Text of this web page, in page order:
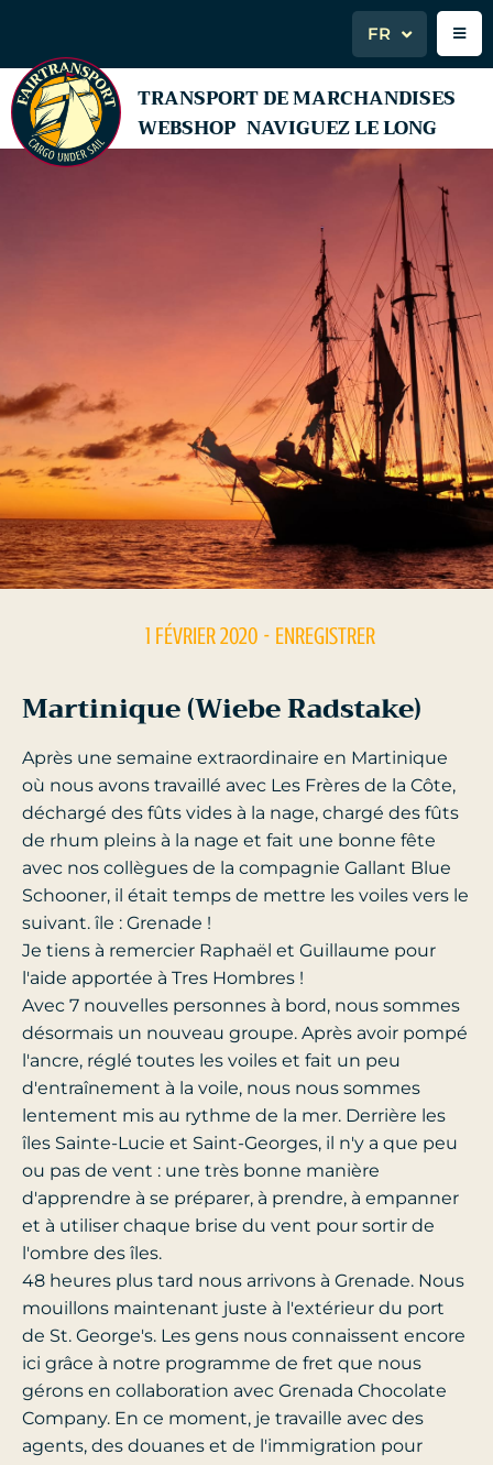
FR
TRANSPORT DE MARCHANDISES
WEBSHOP NAVIGUEZ LE LONG
1 FÉVRIER 2020 - ENREGISTRER
Martinique (Wiebe Radstake)
Après une semaine extraordinaire en Martinique
où nous avons travaillé avec Les Frères de la Côte,
déchargé des fûts vides à la nage, chargé des fûts
de rhum pleins à la nage et fait une bonne fête
avec nos collègues de la compagnie Gallant Blue
Schooner, il était temps de mettre les voiles vers le
suivant. île : Grenade !
Je tiens à remercier Raphaël et Guillaume pour
l'aide apportée à Tres Hombres !
Avec 7 nouvelles personnes à bord, nous sommes
désormais un nouveau groupe. Après avoir pompé
l'ancre, réglé toutes les voiles et fait un peu
d'entraînement à la voile, nous nous sommes
lentement mis au rythme de la mer. Derrière les
îles Sainte-Lucie et Saint-Georges, il n'y a que peu
ou pas de vent : une très bonne manière
d'apprendre à se préparer, à prendre, à empanner
et à utiliser chaque brise du vent pour sortir de
l'ombre des îles.
48 heures plus tard nous arrivons à Grenade. Nous
mouillons maintenant juste à l'extérieur du port
de St. George's. Les gens nous connaissent encore
ici grâce à notre programme de fret que nous
gérons en collaboration avec Grenada Chocolate
Company. En ce moment, je travaille avec des
agents, des douanes et de l'immigration pour